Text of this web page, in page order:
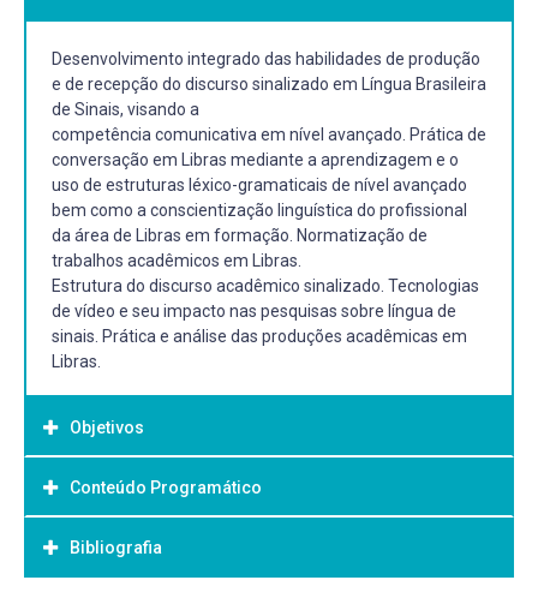
Desenvolvimento integrado das habilidades de produção
e de recepção do discurso sinalizado em Língua Brasileira
de Sinais, visando a
competência comunicativa em nível avançado. Prática de
conversação em Libras mediante a aprendizagem e o
uso de estruturas léxico-gramaticais de nível avançado
bem como a conscientização linguística do profissional
da área de Libras em formação. Normatização de
trabalhos acadêmicos em Libras.
Estrutura do discurso acadêmico sinalizado. Tecnologias
de vídeo e seu impacto nas pesquisas sobre língua de
sinais. Prática e análise das produções acadêmicas em
Libras.
Objetivos
Objetivo Geral:
Desenvolver as habilidades de recepção e de produção
sinalizada em Libras visando competências linguísticas,
Conteúdo Programático
Bibliografia